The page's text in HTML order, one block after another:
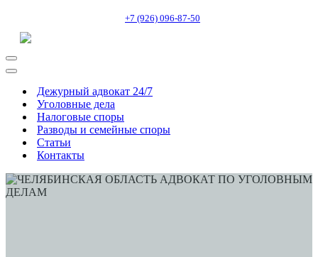
+7 (926) 096-87-50
Меню
навигации
Меню
навигацииДежурный адвокат 24/7
Уголовные дела
Налоговые споры
Разводы и семейные споры
Статьи
Контакты